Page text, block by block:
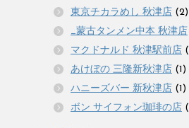
東京チカラめし 秋津店 (2)
_蒙古タンメン中本 秋津店
マクドナルド 秋津駅前店
あけぼの 三隆新秋津店 (1)
ハニーズバー 新秋津店 (1)
ボン サイフォン珈琲の店